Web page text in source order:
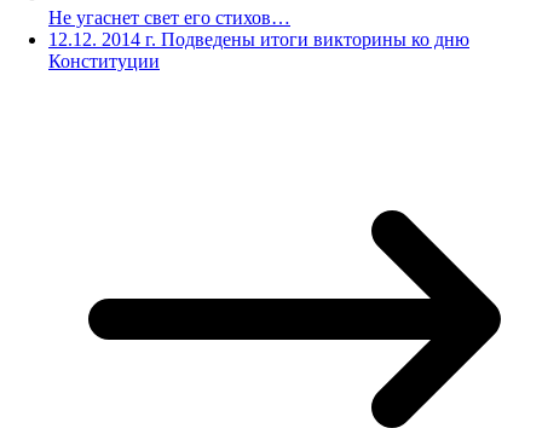
Не угаснет свет его стихов…
12.12. 2014 г. Подведены итоги викторины ко дню
Конституции